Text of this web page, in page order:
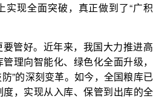
实现全面突破，真正做到了“广积
管好。近年来，我国大力推进高
理向智能化、绿色化全面升级，
防”的深刻变革。如今，全国粮库已
，实现从入库、保管到出库的全